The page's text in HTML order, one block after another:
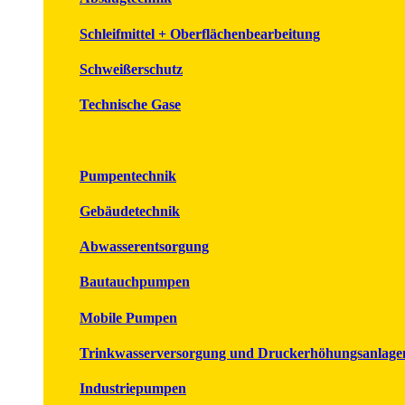
Schleifmittel + Oberflächenbearbeitung
Schweißerschutz
Technische Gase
Pumpentechnik
Gebäudetechnik
Abwasserentsorgung
Bautauchpumpen
Mobile Pumpen
Trinkwasserversorgung und
Industriepumpen